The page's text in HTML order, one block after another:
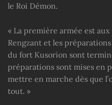
le Roi Démon.
« La première armée est
Rengzant et les
du fort Kusorion sont
préparations sont mises en
mettre en marche dès que
tout. »